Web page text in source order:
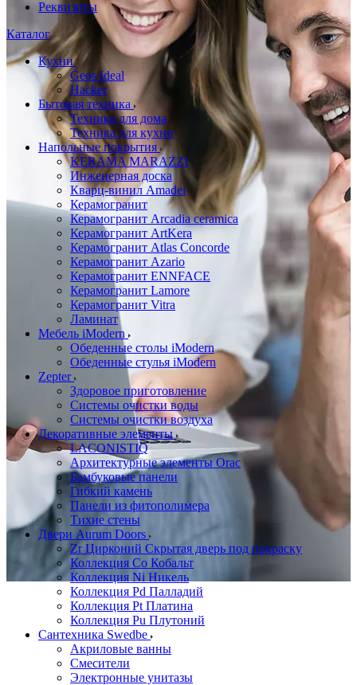
Реквизиты
Каталог
Кухни
Geos Ideal
Hacker
Бытовая техника
Техника для дома
Техника для кухни
Напольные покрытия
KERAMA MARAZZI
Инженерная доска
Кварц-винил Amadei
Керамогранит
Керамогранит Arcadia ceramica
Керамогранит ArtKera
Керамогранит Atlas Concorde
Керамогранит Azario
Керамогранит ENNFACE
Керамогранит Lamore
Керамогранит Vitra
Ламинат
Мебель iModern
Обеденные столы iModern
Обеденные стулья iModern
Zepter
Здоровое приготовление
Системы очистки воды
Системы очистки воздуха
Декоративные элементы
LACONISTIQ
Архитектурные элементы Orac
Бамбуковые панели
Гибкий камень
Панели из фитополимера
Тихие стены
Двери Aurum Doors
Zr Цирконий Скрытая дверь под покраску
Коллекция Co Кобальт
Коллекция Ni Никель
Коллекция Pd Палладий
Коллекция Pt Платина
Коллекция Pu Плутоний
Сантехника Swedbe
Акриловые ванны
Смесители
Электронные унитазы